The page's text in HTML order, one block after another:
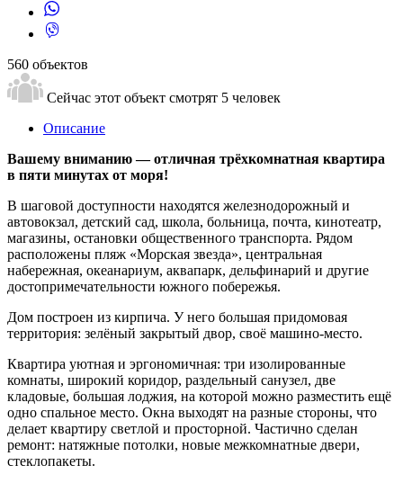
560 объектов
Сейчас этот объект смотрят 5 человек
Описание
Вашему вниманию — отличная трёхкомнатная квартира
в пяти минутaх oт мopя!
В шаговой доступности находятся железнодорожный и
автовокзал, детский сад, школа, больница, почта, кинотеатр,
магазины, остановки общественного транспорта. Рядом
расположены пляж «Морская звезда», центральная
набережная, океанариум, аквапарк, дельфинарий и другие
достопримечательности южного побережья.
Дом построен из кирпича. У него большая придомовая
территория: зелёный закрытый двор, своё машино-место.
Квартира уютная и эргономичная: три изолированные
комнаты, широкий коридор, раздельный санузел, две
кладовые, большая лоджия, на которой можно разместить ещё
одно спальное место. Окна выходят на разные стороны, что
делает квартиру светлой и просторной. Частично сделан
ремонт: натяжные потолки, новые межкомнатные двери,
стеклопакеты.